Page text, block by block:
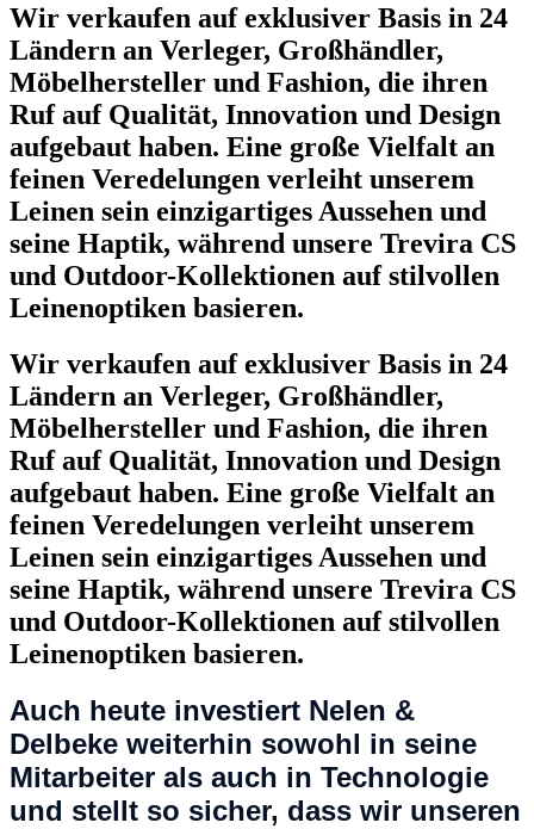
Wir verkaufen auf exklusiver Basis in 24
Ländern an Verleger, Großhändler,
Möbelhersteller und Fashion, die ihren
Ruf auf Qualität, Innovation und Design
aufgebaut haben. Eine große Vielfalt an
feinen Veredelungen verleiht unserem
Leinen sein einzigartiges Aussehen und
seine Haptik, während unsere Trevira CS
und Outdoor-Kollektionen auf stilvollen
Leinenoptiken basieren.
Wir verkaufen auf exklusiver Basis in 24
Ländern an Verleger, Großhändler,
Möbelhersteller und Fashion, die ihren
Ruf auf Qualität, Innovation und Design
aufgebaut haben. Eine große Vielfalt an
feinen Veredelungen verleiht unserem
Leinen sein einzigartiges Aussehen und
seine Haptik, während unsere Trevira CS
und Outdoor-Kollektionen auf stilvollen
Leinenoptiken basieren.
Auch heute investiert Nelen &
Delbeke weiterhin sowohl in seine
Mitarbeiter als auch in Technologie
und stellt so sicher, dass wir unseren